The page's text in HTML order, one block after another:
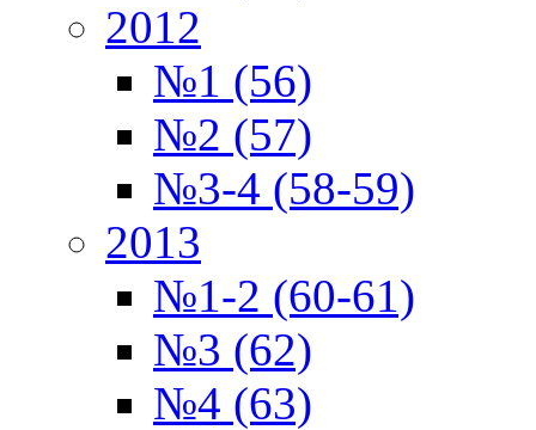
2012
№1 (56)
№2 (57)
№3-4 (58-59)
2013
№1-2 (60-61)
№3 (62)
№4 (63)